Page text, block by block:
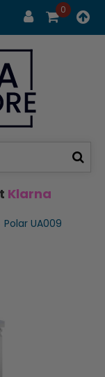
0
Klarna
Polar UA009